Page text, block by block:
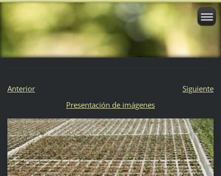
Anterior
Siguiente
Presentación de imágenes